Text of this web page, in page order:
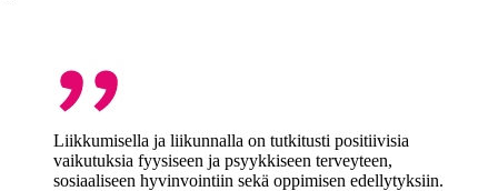
Liikkumisella ja liikunnalla on tutkitusti positiivisia
vaikutuksia fyysiseen ja psyykkiseen terveyteen,
sosiaaliseen hyvinvointiin sekä oppimisen edellytyksiin.